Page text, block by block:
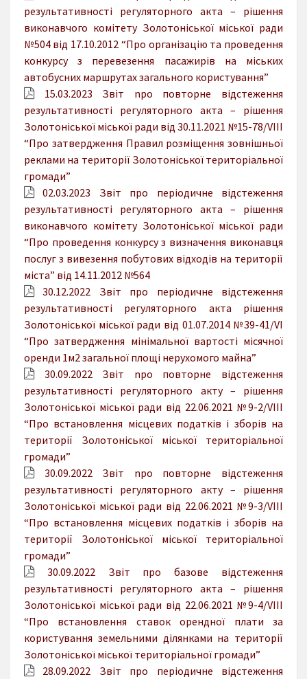
результативності регуляторного акта – рішення
виконавчого комітету Золотоніської міської ради
№504 від 17.10.2012 “Про організацію та проведення
конкурсу з перевезення пасажирів на міських
автобусних маршрутах загального користування”
15.03.2023 Звіт npo повторне відстеження
результативності регуляторного акта – рішення
Золотоніської міської ради від 30.11.2021 №15-78/VIII
“Про затвердження Правил розміщення зовнішньої
реклами на території Золотоніської територіальної
громади”
02.03.2023 Звіт про періодичне відстеження
результативності регуляторного акта – рішення
виконавчого комітету Золотоніської міської ради
“Про проведення конкурсу з визначення виконавця
послуг з вивезення побутових відходів на території
міста” від 14.11.2012 №564
30.12.2022 Звіт про періодичне відстеження
результативності регуляторного акта рішення
Золотоніської міської ради від 01.07.2014 №39-41/VI
“Про затвердження мінімальної вартості місячної
оренди 1м2 загальної площі нерухомого майна”
30.09.2022 Звіт npo повторне відстеження
результативності регуляторного акту – рішення
Золотоніської міської ради від 22.06.2021 №9-2/VIII
“Про встановлення місцевих податків і зборів на
території Золотоніської міської територіальної
громади”
30.09.2022 Звіт npo повторне відстеження
результативності регуляторного акту – рішення
Золотоніської міської ради від 22.06.2021 №9-3/VIII
“Про встановлення місцевих податків і зборів на
території Золотоніської міської територіальної
громади”
30.09.2022 Звіт про базове відстеження
результативності регуляторного акта – рішення
Золотоніської міської ради від 22.06.2021 №9-4/VIII
“Про встановлення ставок орендної плати за
користування земельними ділянками на території
Золотоніської міської територіальної громади”
28.09.2022 Звіт про періодичне відстеження